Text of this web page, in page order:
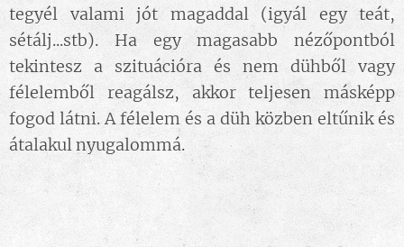
tegyél valami jót magaddal (igyál egy teát,
sétálj...stb). Ha egy magasabb nézőpontból
tekintesz a szituációra és nem dühből vagy
félelemből reagálsz, akkor teljesen másképp
fogod látni. A félelem és a düh közben eltűnik és
átalakul nyugalommá.